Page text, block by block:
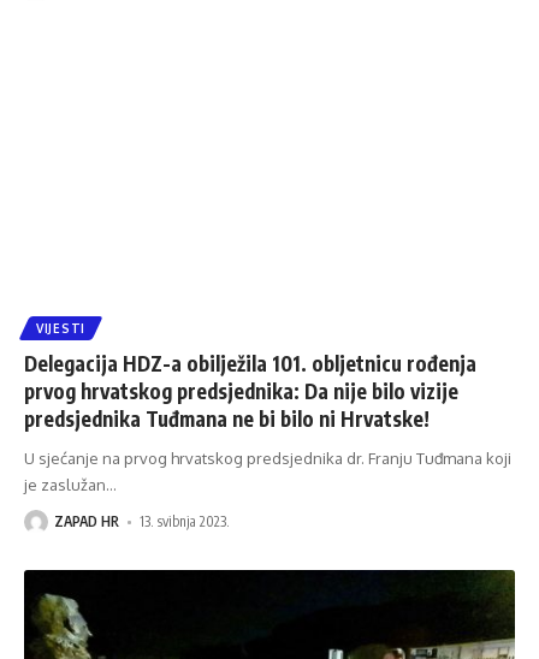
VIJESTI
Delegacija HDZ-a obilježila 101. obljetnicu rođenja
prvog hrvatskog predsjednika: Da nije bilo vizije
predsjednika Tuđmana ne bi bilo ni Hrvatske!
U sjećanje na prvog hrvatskog predsjednika dr. Franju Tuđmana koji
je zaslužan…
ZAPAD HR 13. svibnja 2023.